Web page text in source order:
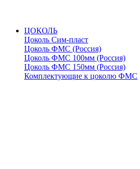
ЦОКОЛЬ
Цоколь Сим-пласт
Цоколь ФМС (Россия)
Цоколь ФМС 100мм (Россия)
Цоколь ФМС 150мм (Россия)
Комплектующие к цоколю ФМС